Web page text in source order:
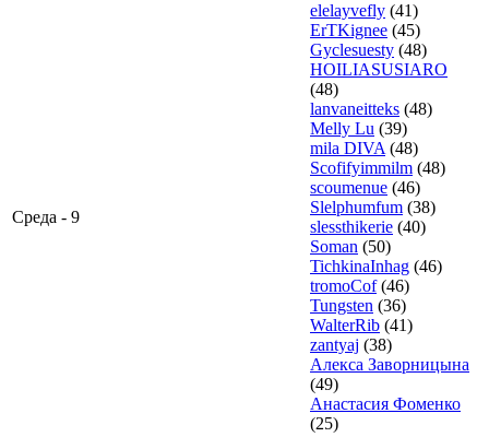
Среда - 9
elelayvefly (41)
ErTKignee (45)
Gyclesuesty (48)
HOILIASUSIARO
(48)
lanvaneitteks (48)
Melly Lu (39)
mila DIVA(48)
Scofifyimmilm (48)
scoumenue (46)
Slelphumfum (38)
slessthikerie (40)
Soman (50)
TichkinaInhag (46)
tromoCof(46)
Tungsten (36)
WalterRib (41)
zantyaj (38)
Алекса Заворницына
(49)
Анастасия Фоменко
(25)